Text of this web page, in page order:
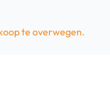
te overwegen.